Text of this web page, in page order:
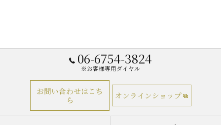
06-6754-3824
※お客様専用ダイヤル
お問い合わせはこち
ら
オンラインショップ